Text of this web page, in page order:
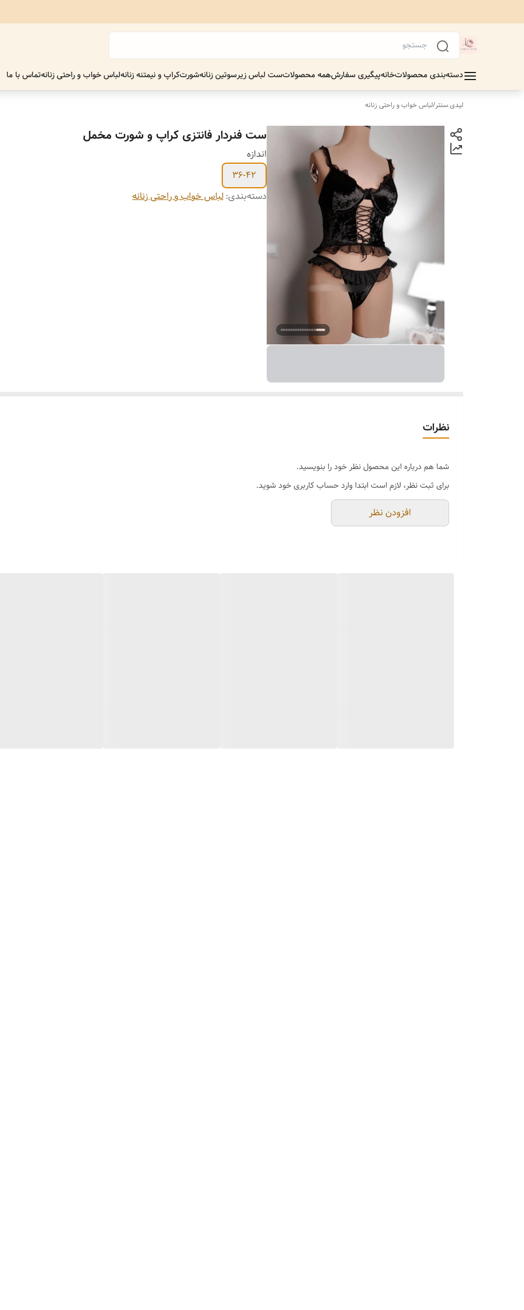
دسته‌بندی محصولاتخانهپیگیری سفارشهمه محصولاتست لباس زیرسوتین زنانهشورتکراپ و نیمتنه زنانهلباس خواب و راحتی زنانهتماس با ما
لیدی سنتر/لباس خواب و راحتی زنانه
ست فنردار فانتزی کراپ و شورت مخمل
اندازه
36-42
دسته‌بندی: لباس خواب و راحتی زنانه
نظرات
شما هم درباره این محصول نظر خود را بنویسید.
برای ثبت نظر، لازم است ابتدا وارد حساب کاربری خود شوید.
افزودن نظر